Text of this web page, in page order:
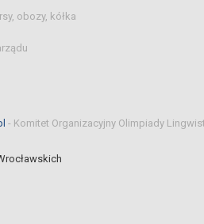
obozy, kółka
- Komitet Organizacyjny Olimpiady